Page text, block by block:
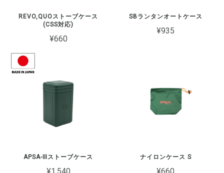
REVO,QUOストーブケース
(CSS対応)
¥660
SBランタンオートケース
¥935
APSA-Ⅲストーブケース ナイロンケース S